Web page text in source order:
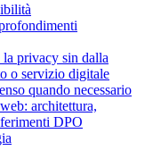
la privacy sin dalla
o servizio digitale
quando necessario
architettura,
DPO